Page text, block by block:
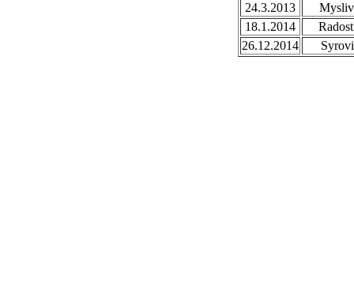
24.3.2013
18.1.2014
26.12.2014